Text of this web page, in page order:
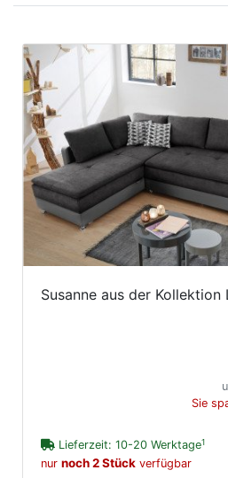
Susanne aus der Kollektion
Sie
Lieferzeit: 10-20 Werktage1
nur noch 2 Stück verfügbar